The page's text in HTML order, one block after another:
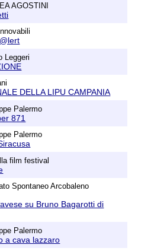
AGOSTINI
Leggeri
DELLA LIPU CAMPANIA
Palermo
871
Palermo
film festival
Spontaneo Arcobaleno
su Bruno Bagarotti di
Palermo
a cava lazzaro